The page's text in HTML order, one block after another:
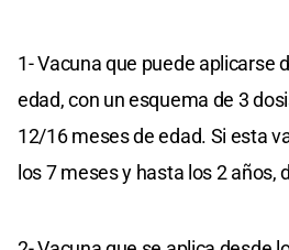
1- Vacuna que puede aplicarse
edad, con un esquema de 3
12/16 meses de edad. Si esta
los 7 meses y hasta los 2 años,